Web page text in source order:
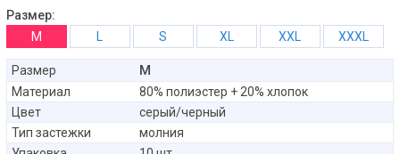
Размер:
M
L S XL XXL XXXL
Размер M
Материал
80% полиэстер + 20% хлопок
Цвет
серый/черный
Тип застежки
молния